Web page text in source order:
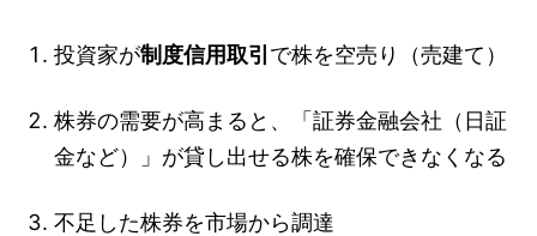
投資家が制度信用取引 で株を空売り（売建て）
株券の需要が高まると、「証券金融会社（日証
金など）」が貸し出せる株を確保できなくなる
不足した株券を市場から調達